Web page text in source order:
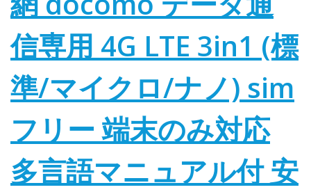
信専用 4G LTE 3in1 (標
準/マイクロ/ナノ) sim
フリー 端末のみ対応
多言語マニュアル付 安